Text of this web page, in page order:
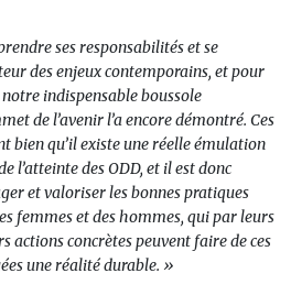
ses responsabilités et se
des enjeux contemporains, et pour
indispensable boussole
de l’avenir l’a encore démontré. Ces
bien qu’il existe une réelle émulation
l’atteinte des ODD, et il est donc
et valoriser les bonnes pratiques
femmes et des hommes, qui par leurs
actions concrètes peuvent faire de ces
une réalité durable. »